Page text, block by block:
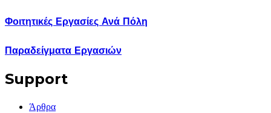
Φοιτητικές Εργασίες Ανά Πόλη
Παραδείγματα Εργασιών
Support
Άρθρα